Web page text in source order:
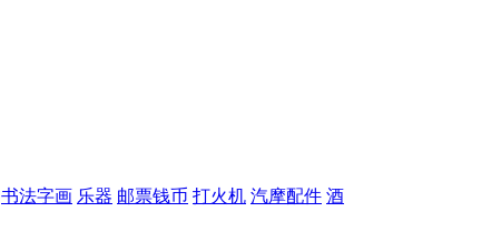
书法字画 乐器 邮票钱币 打火机 汽摩配件 酒